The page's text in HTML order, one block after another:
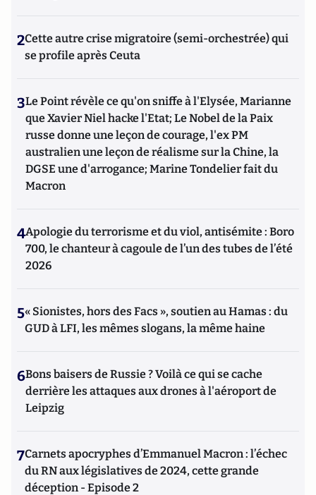
2Cette autre crise migratoire (semi-orchestrée) qui
se profile après Ceuta
3Le Point révèle ce qu'on sniffe à l'Elysée, Marianne
que Xavier Niel hacke l'Etat; Le Nobel de la Paix
russe donne une leçon de courage, l'ex PM
australien une leçon de réalisme sur la Chine, la
DGSE une d'arrogance; Marine Tondelier fait du
Macron
4Apologie du terrorisme et du viol, antisémite : Boro
700, le chanteur à cagoule de l’un des tubes de l’été
2026
5« Sionistes, hors des Facs », soutien au Hamas : du
GUD à LFI, les mêmes slogans, la même haine
6Bons baisers de Russie ? Voilà ce qui se cache
derrière les attaques aux drones à l'aéroport de
Leipzig
7Carnets apocryphes d’Emmanuel Macron : l’échec
du RN aux législatives de 2024, cette grande
déception - Episode 2